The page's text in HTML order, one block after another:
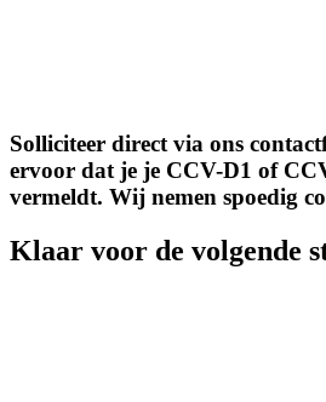
Solliciteer direct via ons
ervoor dat je je CCV-D1 of
vermeldt. Wij nemen spoedig
Klaar voor de volgende